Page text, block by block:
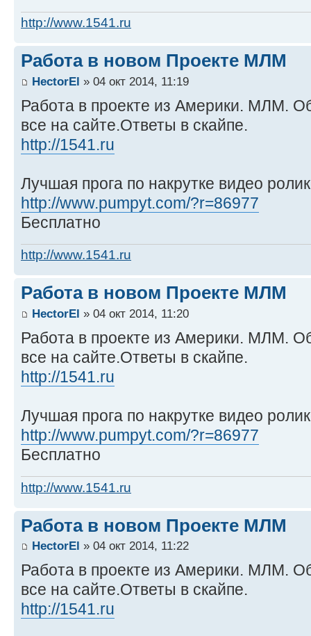
http://www.1541.ru
Работа в новом Проекте МЛМ
HectorEl » 04 окт 2014, 11:19
Работа в проекте из Америки. МЛМ.
все на сайте.Ответы в скайпе.
http://1541.ru
Лучшая прога по накрутке видео
http://www.pumpyt.com/?r=86977
Бесплатно
http://www.1541.ru
Работа в новом Проекте МЛМ
HectorEl » 04 окт 2014, 11:20
Работа в проекте из Америки. МЛМ.
все на сайте.Ответы в скайпе.
http://1541.ru
Лучшая прога по накрутке видео
http://www.pumpyt.com/?r=86977
Бесплатно
http://www.1541.ru
Работа в новом Проекте МЛМ
HectorEl » 04 окт 2014, 11:22
Работа в проекте из Америки. МЛМ.
все на сайте.Ответы в скайпе.
http://1541.ru